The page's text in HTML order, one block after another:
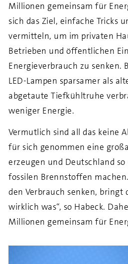
Millionen gemeinsam für
sich das Ziel, einfache Tricks
vermitteln, um im privaten
Betrieben und öffentlichen
Energieverbrauch zu senken.
LED-Lampen sparsamer als
abgetaute Tiefkühltruhe
weniger Energie.
Vermutlich sind all das keine
für sich genommen eine
erzeugen und Deutschland
fossilen Brennstoffen
den Verbrauch senken, bringt
wirklich was“, so Habeck.
Millionen gemeinsam für